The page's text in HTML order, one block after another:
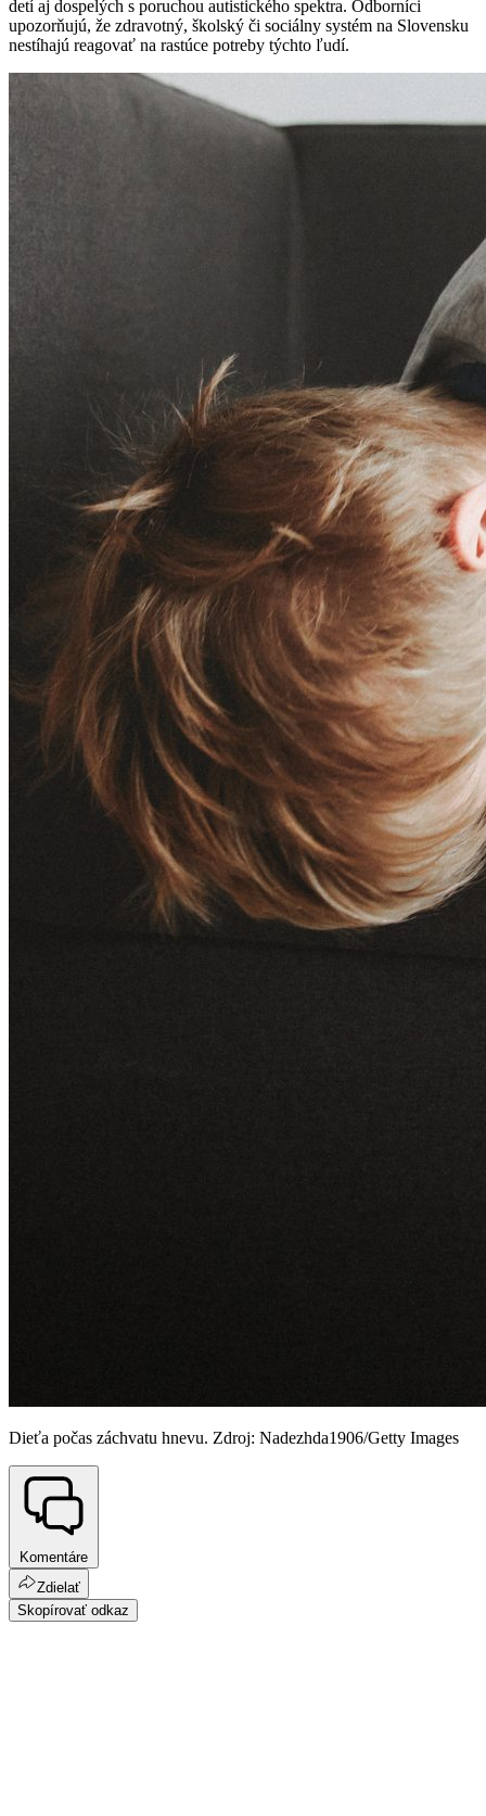
detí aj dospelých s poruchou autistického spektra. Odborníci
upozorňujú, že zdravotný, školský či sociálny systém na Slovensku
nestíhajú reagovať na rastúce potreby týchto ľudí.
Dieťa počas záchvatu hnevu. Zdroj: Nadezhda1906/Getty Images
Komentáre
Zdielať
Skopírovať odkaz